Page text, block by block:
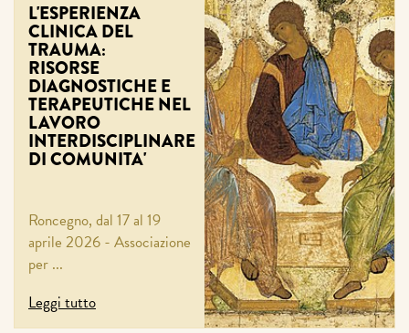
L'ESPERIENZA
CLINICA DEL
TRAUMA:
RISORSE
DIAGNOSTICHE E
TERAPEUTICHE NEL
LAVORO
INTERDISCIPLINARE
DI COMUNITA'
Roncegno, dal 17 al 19
aprile 2026 - Associazione
per ...
Leggi tutto